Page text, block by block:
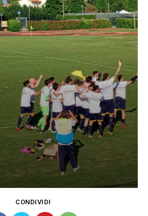
CONDIVIDI